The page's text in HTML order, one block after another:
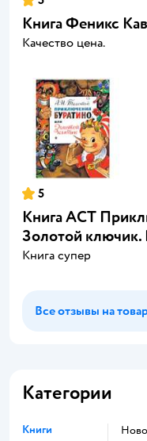
Книга Феникс
Качество цена.
5
Книга АСТ
Золотой ключик.
Книга супер
Все отзывы на
Категории
Книги